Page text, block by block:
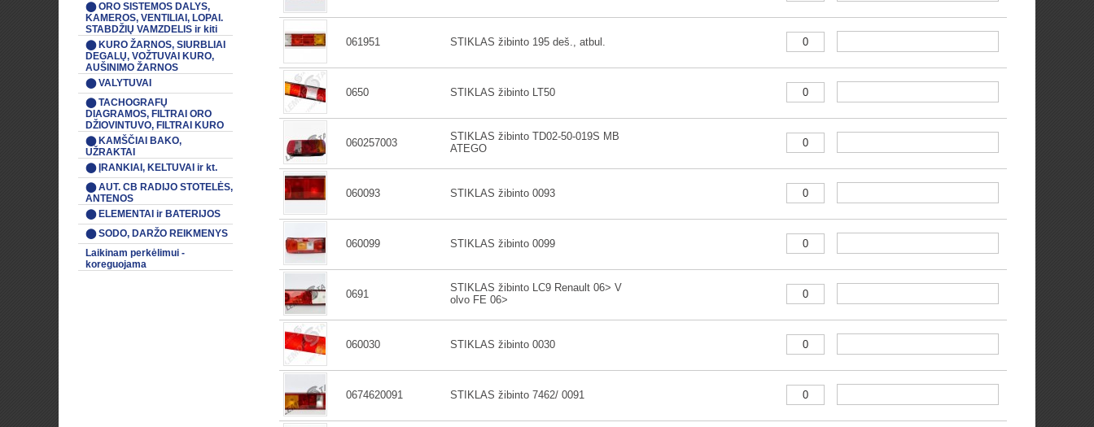
⬤ ORO SISTEMOS DALYS,
KAMEROS, VENTILIAI, LOPAI.
STABDŽIŲ VAMZDELIS ir kiti
⬤ KURO ŽARNOS, SIURBLIAI
DEGALŲ, VOŽTUVAI KURO,
AUŠINIMO ŽARNOS
⬤ VALYTUVAI
⬤ TACHOGRAFŲ
DIAGRAMOS, FILTRAI ORO
DŽIOVINTUVO, FILTRAI KURO
⬤ KAMŠČIAI BAKO,
UŽRAKTAI
⬤ ĮRANKIAI, KELTUVAI ir kt.
⬤ AUT. CB RADIJO STOTELĖS,
ANTENOS
⬤ ELEMENTAI ir BATERIJOS
⬤ SODO, DARŽO REIKMENYS
Laikinam perkėlimui -
koreguojama
061951 STIKLAS žibinto 195 deš., atbul.
0650 STIKLAS žibinto LT50
060257003
STIKLAS žibinto TD02-50-019S MB
ATEGO
060093 STIKLAS žibinto 0093
060099 STIKLAS žibinto 0099
0691
STIKLAS žibinto LC9 Renault 06> V
olvo FE 06>
060030 STIKLAS žibinto 0030
0674620091 STIKLAS žibinto 7462/ 0091